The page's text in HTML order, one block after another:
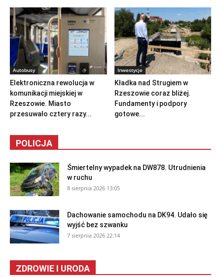
Autobusy
Elektroniczna rewolucja w
komunikacji miejskiej w
Rzeszowie. Miasto
przesuwało cztery razy...
Inwestycje
Kładka nad Strugiem w
Rzeszowie coraz bliżej.
Fundamenty i podpory
gotowe...
POLICJA
Śmiertelny wypadek na DW878. Utrudnienia
w ruchu
8 sierpnia 2026 13:05
Dachowanie samochodu na DK94. Udało się
wyjść bez szwanku
7 sierpnia 2026 22:14
ZDROWIE I URODA